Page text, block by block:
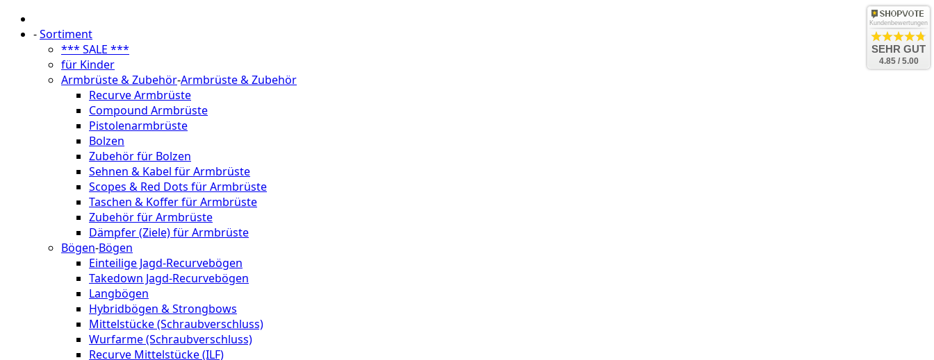
-Sortiment
*** SALE ***
für Kinder
Armbrüste & Zubehör-Armbrüste & Zubehör
Recurve Armbrüste
Compound Armbrüste
Pistolenarmbrüste
Bolzen
Zubehör für Bolzen
Sehnen & Kabel für Armbrüste
Scopes & Red Dots für Armbrüste
Taschen & Koffer für Armbrüste
Zubehör für Armbrüste
Dämpfer (Ziele) für Armbrüste
Bögen-Bögen
Einteilige Jagd-Recurvebögen
Takedown Jagd-Recurvebögen
Langbögen
Hybridbögen & Strongbows
Mittelstücke (Schraubverschluss)
Wurfarme (Schraubverschluss)
Recurve Mittelstücke (ILF)
Kundenbewertungen
SEHR GUT
4.85 / 5.00